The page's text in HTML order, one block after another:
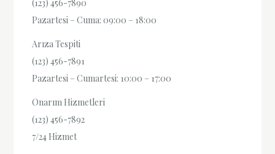
(123) 456-7890
Pazartesi – Cuma: 09:00 – 18:00
Arıza Tespiti
(123) 456-7891
Pazartesi – Cumartesi: 10:00 – 17:00
Onarım Hizmetleri
(123) 456-7892
7/24 Hizmet